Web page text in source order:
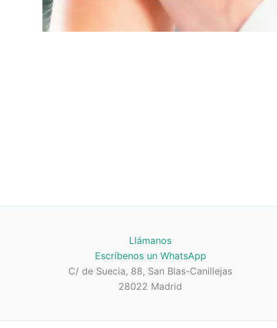
Llámanos
Escríbenos un WhatsApp
C/ de Suecia, 88, San Blas-Canillejas
28022 Madrid